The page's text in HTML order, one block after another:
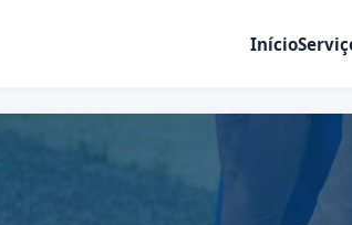
Início